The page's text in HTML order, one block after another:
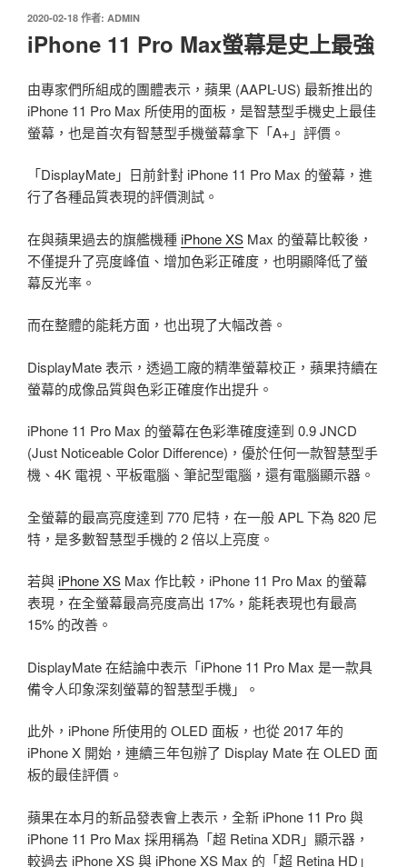
發
2020-02-18 作者: ADMIN
iPhone 11 Pro Max螢幕是史上最強
由專家們所組成的團體表示，蘋果 (AAPL-US) 最新推出的
iPhone 11 Pro Max 所使用的面板，是智慧型手機史上最佳
螢幕，也是首次有智慧型手機螢幕拿下「A+」評價。
「DisplayMate」日前針對 iPhone 11 Pro Max 的螢幕，進
行了各種品質表現的評價測試。
在與蘋果過去的旗艦機種iPhone XS Max 的螢幕比較後，
不僅提升了亮度峰值、增加色彩正確度，也明顯降低了螢
幕反光率。
而在整體的能耗方面，也出現了大幅改善。
DisplayMate 表示，透過工廠的精準螢幕校正，蘋果持續在
螢幕的成像品質與色彩正確度作出提升。
iPhone 11 Pro Max 的螢幕在色彩準確度達到 0.9 JNCD
(Just Noticeable Color Difference)，優於任何一款智慧型手
機、4K 電視、平板電腦、筆記型電腦，還有電腦顯示器。
全螢幕的最高亮度達到 770 尼特，在一般 APL 下為 820 尼
特，是多數智慧型手機的 2 倍以上亮度。
若與iPhone XS Max 作比較，iPhone 11 Pro Max 的螢幕
表現，在全螢幕最高亮度高出 17%，能耗表現也有最高
15% 的改善。
DisplayMate 在結論中表示「iPhone 11 Pro Max 是一款具
備令人印象深刻螢幕的智慧型手機」。
此外，iPhone 所使用的 OLED 面板，也從 2017 年的
iPhone X 開始，連續三年包辦了 Display Mate 在 OLED 面
板的最佳評價。
蘋果在本月的新品發表會上表示，全新 iPhone 11 Pro 與
iPhone 11 Pro Max 採用稱為「超 Retina XDR」顯示器，
較過去 iPhone XS 與 iPhone XS Max 的「超 Retina HD」